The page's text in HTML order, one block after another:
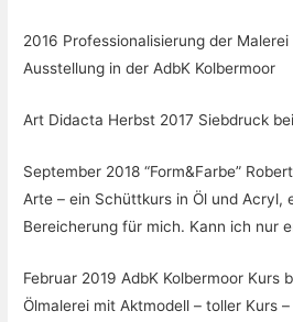
2016 Professionalisierung der
Ausstellung in der AdbK Kolbermoor
Art Didacta Herbst 2017 Siebdruck
September 2018 “Form&Farbe”
Arte – ein Schüttkurs in Öl und Acryl,
Bereicherung für mich. Kann ich nur
Februar 2019 AdbK Kolbermoor Kurs
Ölmalerei mit Aktmodell – toller Kurs